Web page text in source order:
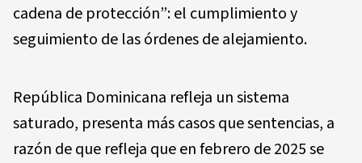
cadena de protección”: el cumplimiento y
seguimiento de las órdenes de alejamiento.
República Dominicana refleja un sistema
saturado, presenta más casos que sentencias, a
razón de que refleja que en febrero de 2025 se